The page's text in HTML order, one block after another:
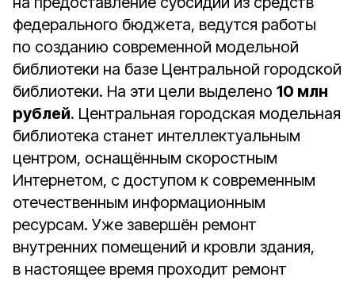
федерального бюджета, ведутся работы
по созданию современной модельной
библиотеки на базе Центральной городской
библиотеки. На эти цели выделено 10 млн
рублей. Центральная городская модельная
библиотека станет интеллектуальным
центром, оснащённым скоростным
Интернетом, с доступом к современным
отечественным информационным
ресурсам. Уже завершён ремонт
внутренних помещений и кровли здания,
в настоящее время проходит ремонт